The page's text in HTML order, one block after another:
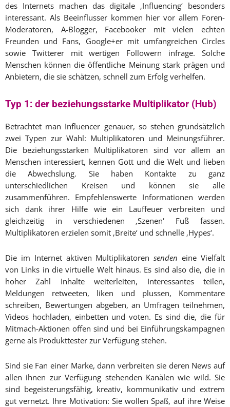
des Internets machen das digitale ‚Influencing‘ besonders
interessant. Als Beeinflusser kommen hier vor allem Foren-
Moderatoren, A-Blogger, Facebooker mit vielen echten
Freunden und Fans, Google+er mit umfangreichen Circles
sowie Twitterer mit wertigen Followern infrage. Solche
Menschen können die öffentliche Meinung stark prägen und
Anbietern, die sie schätzen, schnell zum Erfolg verhelfen.
Typ 1: der beziehungsstarke Multiplikator (Hub)
Betrachtet man Influencer genauer, so stehen grundsätzlich
zwei Typen zur Wahl: Multiplikatoren und Meinungsführer.
Die beziehungsstarken Multiplikatoren sind vor allem an
Menschen interessiert, kennen Gott und die Welt und lieben
die Abwechslung. Sie haben Kontakte zu ganz
unterschiedlichen Kreisen und können sie alle
zusammenführen. Empfehlenswerte Informationen werden
sich dank ihrer Hilfe wie ein Lauffeuer verbreiten und
gleichzeitig in verschiedenen ‚Szenen‘ Fuß fassen.
Multiplikatoren erzielen somit ‚Breite‘ und schnelle ‚Hypes‘.
Die im Internet aktiven Multiplikatorensenden eine Vielfalt
von Links in die virtuelle Welt hinaus. Es sind also die, die in
hoher Zahl Inhalte weiterleiten, Interessantes teilen,
Meldungen retweeten, liken und plussen, Kommentare
schreiben, Bewertungen abgeben, an Umfragen teilnehmen,
Videos hochladen, einbetten und voten. Es sind die, die für
Mitmach-Aktionen offen sind und bei Einführungskampagnen
gerne als Produkttester zur Verfügung stehen.
Sind sie Fan einer Marke, dann verbreiten sie deren News auf
allen ihnen zur Verfügung stehenden Kanälen wie wild. Sie
sind begeisterungsfähig, kreativ, kommunikativ und extrem
gut vernetzt. Ihre Motivation: Sie wollen Spaß, auf ihre Weise